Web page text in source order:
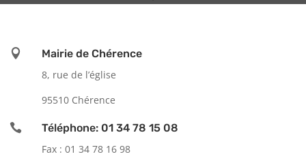

Mairie de Chérence
8, rue de l’église
95510 Chérence

Téléphone: 01 34 78 15 08
Fax : 01 34 78 16 98